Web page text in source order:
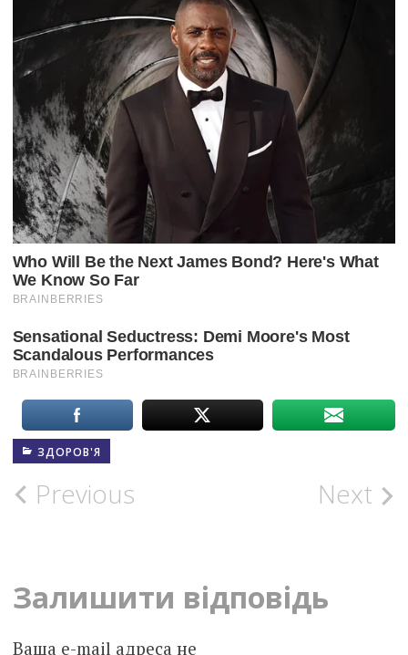
ЗДОРОВ'Я
Post
Previous Next
Залишити відповідь
Ваша e-mail адреса не